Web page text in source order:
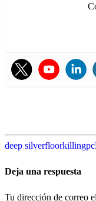
deep silverfloorkillingpc
Deja una respuesta
Tu dirección de correo